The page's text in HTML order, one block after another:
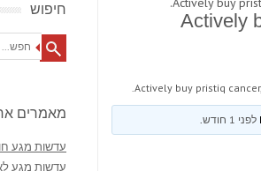
Actively
Actively buy pristiq
לפני 1 חודש
חיפוש
Search
מאמרים
עדשות מגע
עדשות מגע